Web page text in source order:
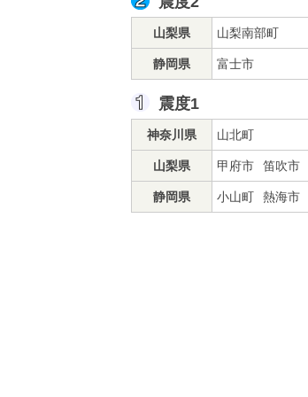
山梨県 山梨南部町
静岡県 富士市
震度1
神奈川県 山北町
山梨県 甲府市 笛吹市
静岡県 小山町 熱海市